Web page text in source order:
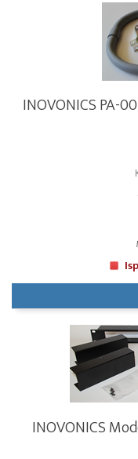
INOVONICS PA-
INOVONICS